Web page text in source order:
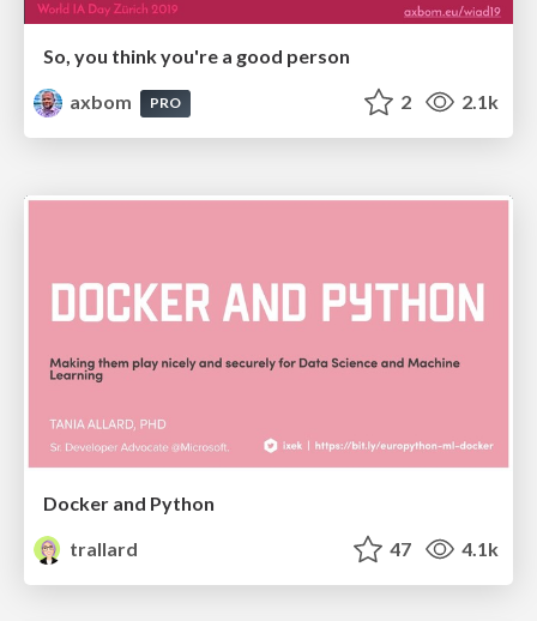
So, you think you're a good person
axbom
PRO 2 2.1k
Docker and Python
trallard
47 4.1k